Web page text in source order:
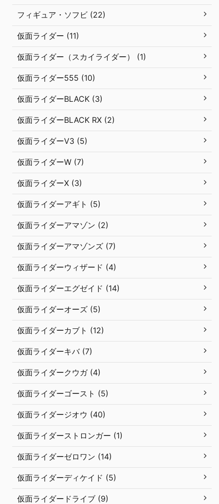
フィギュア・ソフビ (22)
仮面ライダー (11)
仮面ライダー（スカイライダー） (1)
仮面ライダー555 (10)
仮面ライダーBLACK (3)
仮面ライダーBLACK RX (2)
仮面ライダーV3 (5)
仮面ライダーW (7)
仮面ライダーX (3)
仮面ライダーアギト (5)
仮面ライダーアマゾン (2)
仮面ライダーアマゾンズ (7)
仮面ライダーウィザード (4)
仮面ライダーエグゼイド (14)
仮面ライダーオーズ (5)
仮面ライダーカブト (12)
仮面ライダーキバ (7)
仮面ライダークウガ (4)
仮面ライダーゴースト (5)
仮面ライダージオウ (40)
仮面ライダーストロンガー (1)
仮面ライダーゼロワン (14)
仮面ライダーディケイド (5)
仮面ライダードライブ (9)